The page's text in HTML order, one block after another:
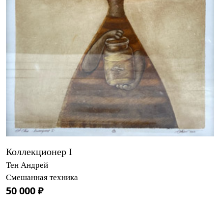
Коллекционер I
Тен Андрей
Смешанная техника
50 000 ₽